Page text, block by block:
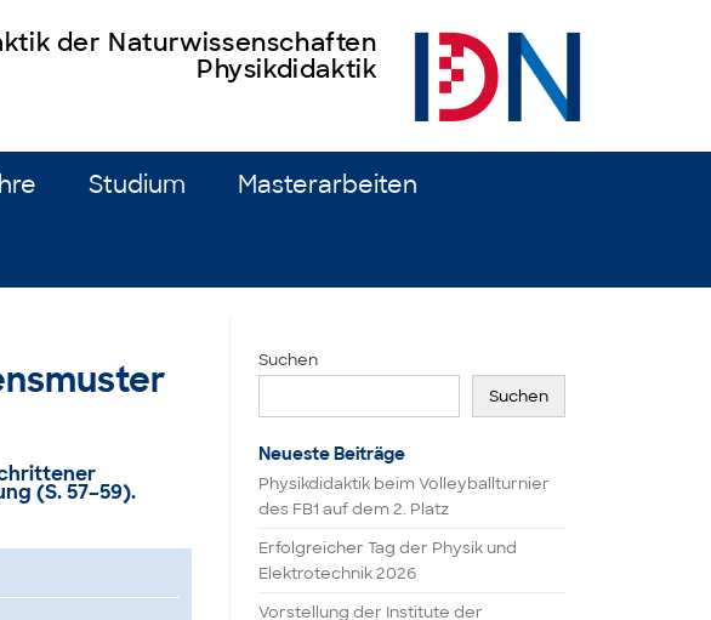
der Naturwissenschaften
Physikdidaktik
Studium Masterarbeiten
(S. 57–59).
Suchen
Suchen
Neueste Beiträge
Physikdidaktik beim Volleyballturnier
des FB1 auf dem 2. Platz
Erfolgreicher Tag der Physik und
Elektrotechnik 2026
Vorstellung der Institute der